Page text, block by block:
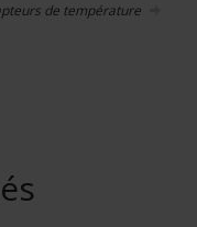
de température